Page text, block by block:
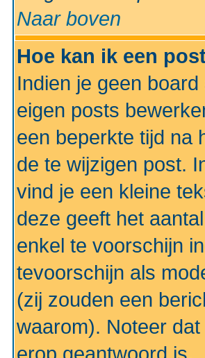
Naar boven
Hoe kan ik een
Indien je geen
eigen posts
een beperkte tijd na
de te wijzigen post.
vind je een kleine
deze geeft het
enkel te voorschijn
tevoorschijn als
(zij zouden een
waarom). Noteer